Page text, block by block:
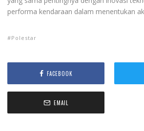
performa kendaraan dalam menentukan
Polestar
FACEBOOK
EMAIL